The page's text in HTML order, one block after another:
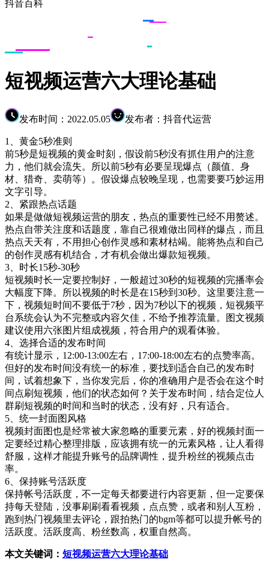
抖音百科
短视频运营六大理论基础
发布时间：2022.05.05 发布者：抖音代运营
1、黄金5秒准则
前5秒是短视频的黄金时刻，假设前5秒没有抓住用户的注意
力，他们就会流失。所以前5秒有必要呈现爆点（颜值、身
材、猎奇、卖萌等）。假设爆点较晚呈现，也需要要巧妙运用
文字引导。
2、紧跟热点话题
如果是做做短视频运营的朋友，热点的重要性已经不用赘述。
热点自带关注度和话题度，靠自己很难做出同样的爆点，而且
热点天天有，不用担心创作灵感和素材枯竭。能将热点和自己
的创作灵感有机结合，才有机会做出爆款短视频。
3、时长15秒-30秒
短视频时长一定要控制好，一般超过30秒的短视频的完播率会
大幅度下降。所以视频的时长是在15秒到30秒。这里要注意一
下，视频短时间不要低于7秒，因为7秒以下的视频，短视频平
台系统会认为不完整或内容欠佳，不给予推荐流量。图文视频
建议使用六张图片组成视频，符合用户的观看体验。
4、选择合适的发布时间
有统计显示，12:00-13:00左右，17:00-18:00左右的点赞率高。
但好的发布时间没有统一的标准，要找到适合自己的发布时
间，试着想象下，当你发完后，你的准确用户是否会在这个时
间点刷短视频，他们的状态如何？关于发布时间，结合定位人
群刷短视频的时间和当时的状态，没有好，只有适合。
5、统一封面图风格
视频封面图也是经常被大家忽略的重要元素，好的视频封面一
定要经过精心整理排版，应该拥有统一的元素风格，让人看得
舒服，这样才能提升账号的品牌调性，提升粉丝的视频点击
率。
6、保持账号活跃度
保持帐号活跃度，不一定每天都要进行内容更新，但一定要保
持每天登陆，没事刷刷看看视频，点点赞，或者和别人互粉，
跑到热门视频里去评论，跟拍热门的bgm等都可以提升帐号的
活跃度。活跃度高、粉丝数高，权重自然高。
本文关键词： 短视频运营六大理论基础